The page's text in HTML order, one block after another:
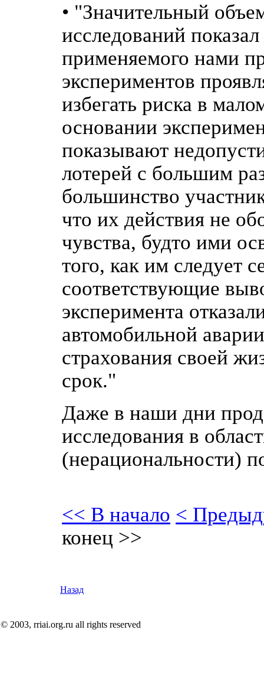
• "Значительный
исследований
применяемого нами
экспериментов
избегать риска в
основании
показывают
лотерей с большим
большинство
что их действия не
чувства, будто ими
того, как им следует
соответствующие
эксперимента
автомобильной
страхования своей
срок."
Даже в наши дни
исследования в
(нерациональности)
<< В начало <
конец >>
Назад
© 2003, rriai.org.ru all rights reserved